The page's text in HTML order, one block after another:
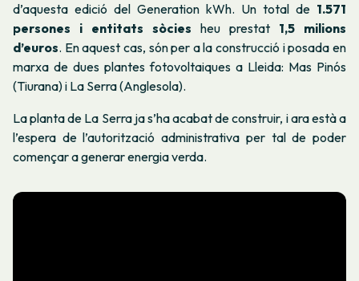
d’aquesta edició del Generation kWh. Un total de 1.571
persones i entitats sòcies heu prestat 1,5 milions
d’euros. En aquest cas, són per a la construcció i posada en
marxa de dues plantes fotovoltaiques a Lleida: Mas Pinós
(Tiurana) i La Serra (Anglesola).
La planta de La Serra ja s’ha acabat de construir, i ara està a
l’espera de l’autorització administrativa per tal de poder
començar a generar energia verda.